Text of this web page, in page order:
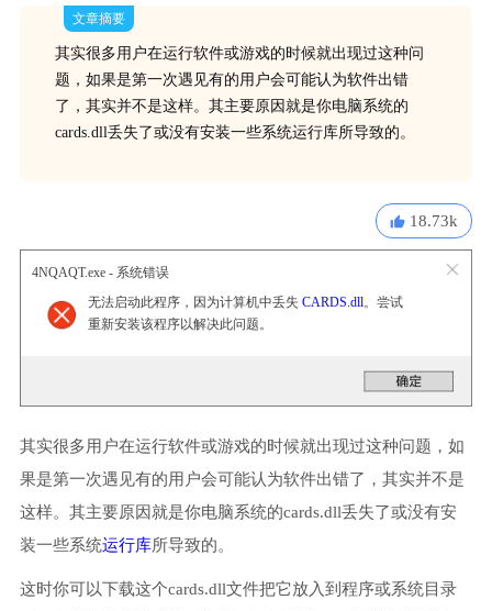
文章摘要
其实很多用户在运行软件或游戏的时候就出现过这种问
题，如果是第一次遇见有的用户会可能认为软件出错
了，其实并不是这样。其主要原因就是你电脑系统的
cards.dll丢失了或没有安装一些系统运行库所导致的。
18.73k
4NQAQT.exe - 系统错误
无法启动此程序，因为计算机中丢失 CARDS.dll。尝试
重新安装该程序以解决此问题。
其实很多用户在运行软件或游戏的时候就出现过这种问题，如
果是第一次遇见有的用户会可能认为软件出错了，其实并不是
这样。其主要原因就是你电脑系统的cards.dll丢失了或没有安
装一些系统运行库所导致的。
这时你可以下载这个cards.dll文件把它放入到程序或系统目录